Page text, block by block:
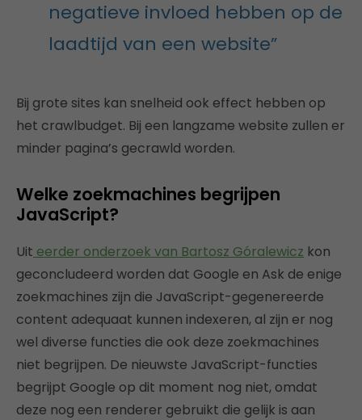
negatieve invloed hebben op de
laadtijd van een website”
Bij grote sites kan snelheid ook effect hebben op
het crawlbudget. Bij een langzame website zullen er
minder pagina’s gecrawld worden.
Welke zoekmachines begrijpen
JavaScript?
Uit eerder onderzoek van Bartosz Góralewicz kon
geconcludeerd worden dat Google en Ask de enige
zoekmachines zijn die JavaScript-gegenereerde
content adequaat kunnen indexeren, al zijn er nog
wel diverse functies die ook deze zoekmachines
niet begrijpen. De nieuwste JavaScript-functies
begrijpt Google op dit moment nog niet, omdat
deze nog een renderer gebruikt die gelijk is aan